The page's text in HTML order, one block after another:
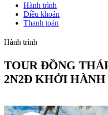
Hành trình
Điều khoản
Thanh toán
Hành trình
TOUR ĐỒNG
2N2Đ KHỞI